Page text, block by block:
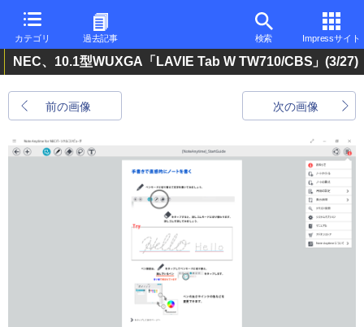
カテゴリ 過去記事 検索 Impressサイト
NEC、10.1型WUXGA「LAVIE Tab W TW710/CBS」(3/27)
前の画像 次の画像